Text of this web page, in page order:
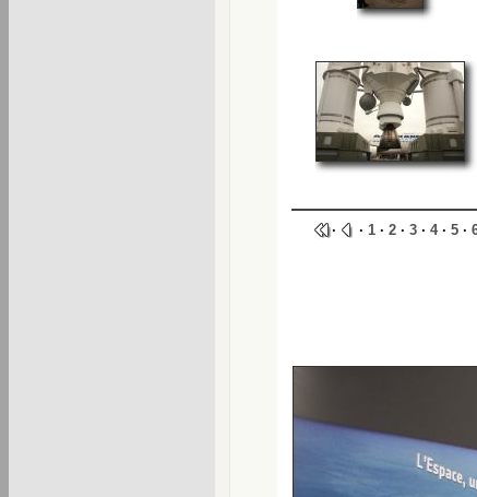
· · 1 · 2 · 3 · 4· 5 ·